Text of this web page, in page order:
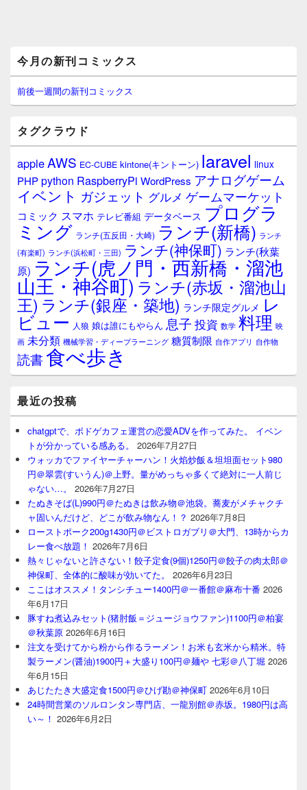
イ
ン
サ
イ
ウ
ィ
ジ
ェ
ア
今月の新刊コミックス
前後一週間の新刊コミックス
タグクラウド
appleAWS EC-CUBE kintone(キントーン) laravel linux
PHPpython RaspberryPi WordPress アナログゲーム
イベント ガジェット グルメ ゲームマーケット
コミック スマホ テレビ番組 データベース プログラ
ミング ランチ(五反田・大崎) ランチ(新橋) ランチ
(有楽町) ランチ(浜松町・三田) ランチ(神保町) ランチ(秋葉
原) ランチ(虎ノ門・西新橋・溜池
山王・神谷町) ランチ(赤坂・溜池山
王) ランチ(銀座・築地) ランチ限定グルメ レ
ビュー 人狼 娘は誰にもやらん 息子 投資 数学 料理 映
画 未分類 機械学習・ディープラーニング 糖質制限 自作アプリ 自作物
読書食べ歩き
最近の投稿
chatgptで、ボドゲカフェ運営の恋愛ADVを作ってみた。 イベン
トが分かっている感ある。
2026年7月27日
ウォッカでファイヤーチャーハン！火焰炒飯＆坦坦面セット980
円＠翠雲(すいうん)＠上野。量がめっちゃ多くて絶対に一人前じ
ゃない…。
2026年7月27日
たぬきそば(L)990円＠たぬきは飲み物＠池袋。蕎麦がメチャクチ
ャ固いんだけど、どこが飲み物なん！？ 2026年7月8日
ローストポーク200g1430円＠ビストロガブリ＠大門、13時からカ
レー食べ放題！ 2026年7月6日
熱々じゃないと許さない！餃子定食(9個)1250円＠餃子の肉太郎＠
神保町、全体的に酸味が効いてた。
2026年6月23日
ここはオススメ！タンシチュー1400円＠一番館＠麻布十番 2026
年6月17日
豚すね煮込みセット(猪肘飯＝ジュージョウファン)1100円＠柏宴
＠秋葉原 2026年6月16日
注文を受けてから粉から作るラーメン！お米も玄米から精米。特
製ラーメン(醤油)1900円＋大盛り100円＠麺や 七彩＠八丁堀 2026
年6月15日
あじたたき大盛定食1500円＠ひげ勘＠神保町 2026年6月10日
24時間営業のソルロンタン専門店、一龍別館＠赤坂。1980円は高
い～！ 2026年6月2日